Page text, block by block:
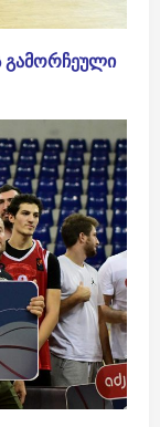
გამორჩეული